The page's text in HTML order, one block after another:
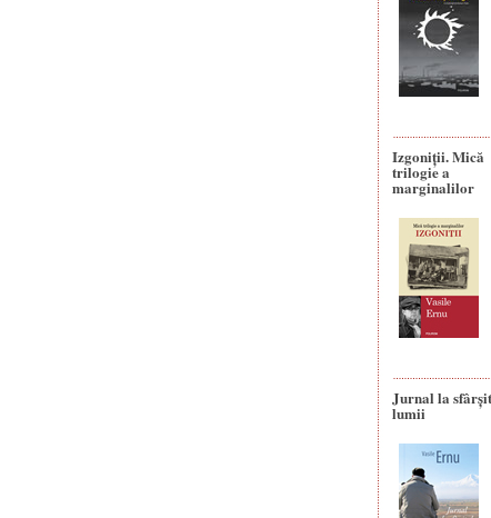
Izgoniții. Mică
trilogie a
marginalilor
Jurnal la
lumii